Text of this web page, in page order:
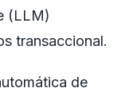
(LLM)
transaccional.
de